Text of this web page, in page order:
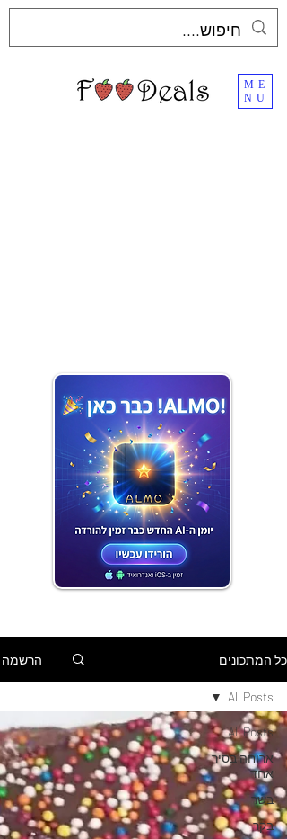
ME
NU
כל המתכונים הרשמה
All Posts
ארוחה בסיר
אחד
בשר
בקר
All Posts